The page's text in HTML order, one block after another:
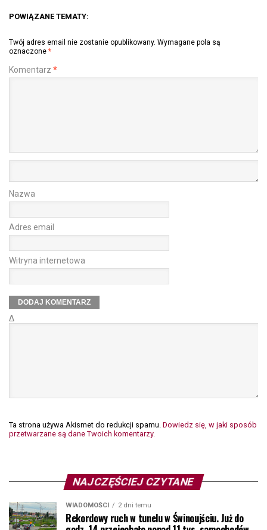
POWIĄZANE TEMATY:
Twój adres email nie zostanie opublikowany. Wymagane pola są
oznaczone *
Komentarz *
Nazwa
Adres email
Witryna internetowa
Δ
Ta strona używa Akismet do redukcji spamu. Dowiedz się, w jaki sposób
przetwarzane są dane Twoich komentarzy.
NAJCZĘŚCIEJ CZYTANE
WIADOMOŚCI 2 dni temu
Rekordowy ruch w tunelu w Świnoujściu. Już do